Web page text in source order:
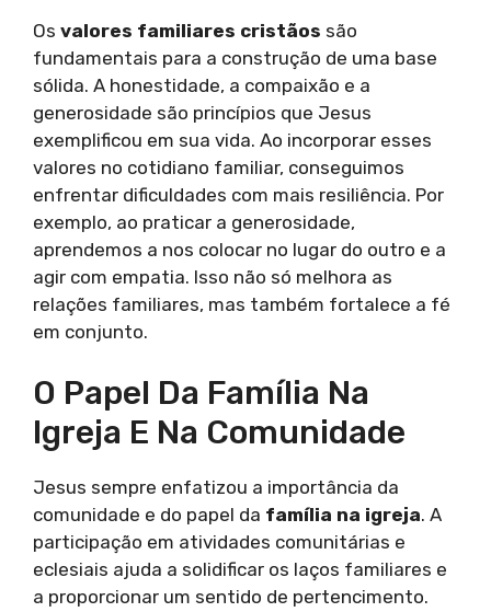
Os valores familiares cristãos são
fundamentais para a construção de uma base
sólida. A honestidade, a compaixão e a
generosidade são princípios que Jesus
exemplificou em sua vida. Ao incorporar esses
valores no cotidiano familiar, conseguimos
enfrentar dificuldades com mais resiliência. Por
exemplo, ao praticar a generosidade,
aprendemos a nos colocar no lugar do outro e a
agir com empatia. Isso não só melhora as
relações familiares, mas também fortalece a fé
em conjunto.
O Papel Da Família Na
Igreja E Na Comunidade
Jesus sempre enfatizou a importância da
comunidade e do papel da família na igreja. A
participação em atividades comunitárias e
eclesiais ajuda a solidificar os laços familiares e
a proporcionar um sentido de pertencimento.